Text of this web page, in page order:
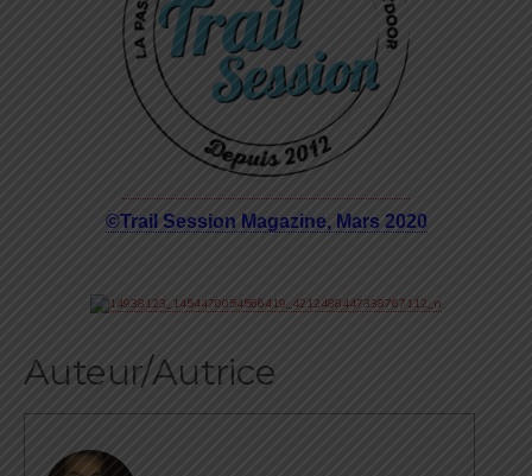
©Trail Session Magazine, Mars 2020
Auteur/Autrice